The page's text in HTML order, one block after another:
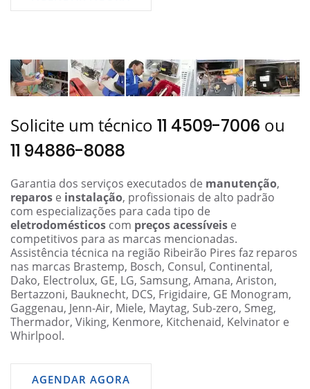
Solicite um técnico 11 4509-7006 ou
11 94886-8088
Garantia dos serviços executados de manutenção,
reparos e instalação, profissionais de alto padrão
com especializações para cada tipo de
eletrodomésticos com preços acessíveis e
competitivos para as marcas mencionadas.
Assistência técnica na região Ribeirão Pires faz reparos
nas marcas Brastemp, Bosch, Consul, Continental,
Dako, Electrolux, GE, LG, Samsung, Amana, Ariston,
Bertazzoni, Bauknecht, DCS, Frigidaire, GE Monogram,
Gaggenau, Jenn-Air, Miele, Maytag, Sub-zero, Smeg,
Thermador, Viking, Kenmore, Kitchenaid, Kelvinator e
Whirlpool.
AGENDAR AGORA